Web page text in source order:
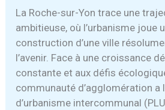
La Roche-sur-Yon trace une
ambitieuse, où l’urbanisme joue
construction d’une ville
l’avenir. Face à une croissance
constante et aux défis
communauté d’agglomération a
d’urbanisme intercommunal